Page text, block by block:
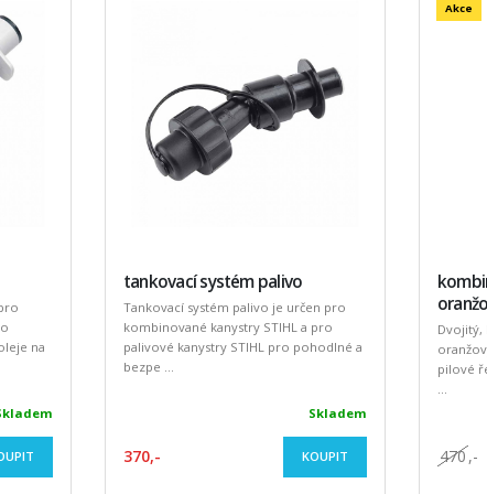
na
tankovací systém palivo
Tankovací systém palivo je určen pro
kombinované kanystry STIHL a pro
palivové kanystry STIHL pro pohodlné a
bezpe ...
Skladem
370,- KOUPIT
Akce
Dvojitý,
pilové
470 ,-